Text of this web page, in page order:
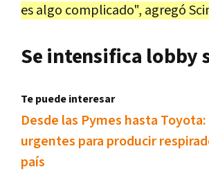
es algo complicado", agregó
Se intensifica lobby
Te puede interesar
Desde las Pymes hasta
urgentes para producir
país